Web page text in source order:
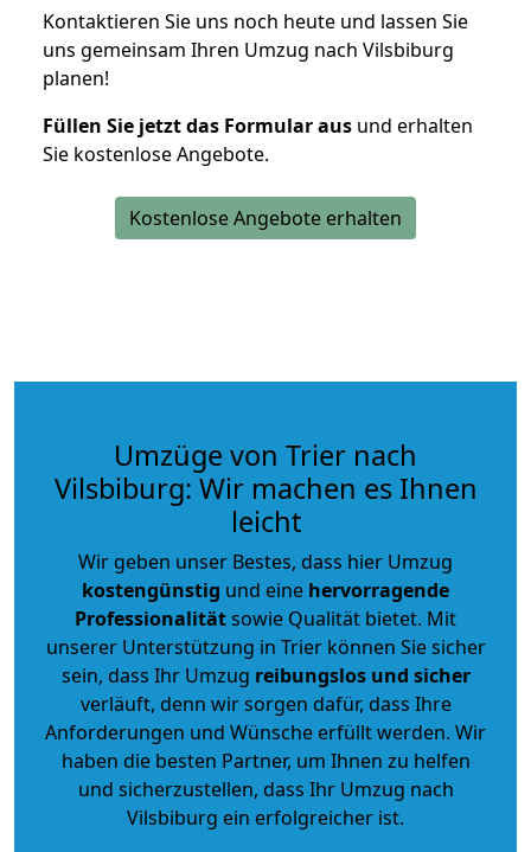
Kontaktieren Sie uns noch heute und lassen Sie
uns gemeinsam Ihren Umzug nach Vilsbiburg
planen!
Füllen Sie jetzt das Formular aus und erhalten
Sie kostenlose Angebote.
Kostenlose Angebote erhalten
Umzüge von Trier nach
Vilsbiburg: Wir machen es Ihnen
leicht
Wir geben unser Bestes, dass hier Umzug
kostengünstig und eine hervorragende
Professionalitätsowie Qualität bietet. Mit
unserer Unterstützung in Trier können Sie sicher
sein, dass Ihr Umzug reibungslos und sicher
verläuft, denn wir sorgen dafür, dass Ihre
Anforderungen und Wünsche erfüllt werden. Wir
haben die besten Partner, um Ihnen zu helfen
und sicherzustellen, dass Ihr Umzug nach
Vilsbiburg ein erfolgreicher ist.